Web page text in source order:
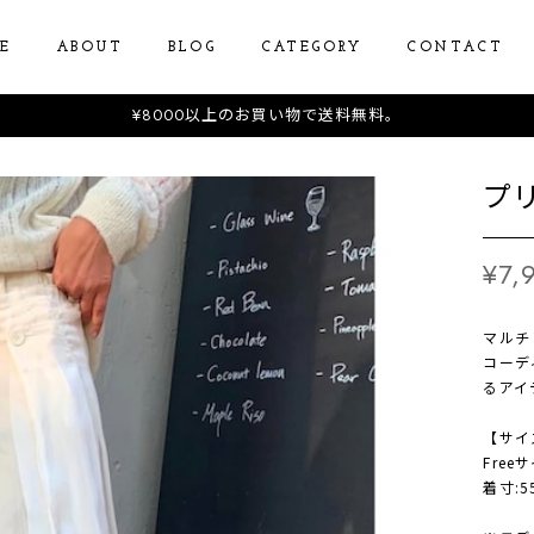
ABOUT BLOG CATEGORY CONTACT
¥8000以上のお買い物で送料無料。
プ
マル
コー
るア
【サ
Free
着寸